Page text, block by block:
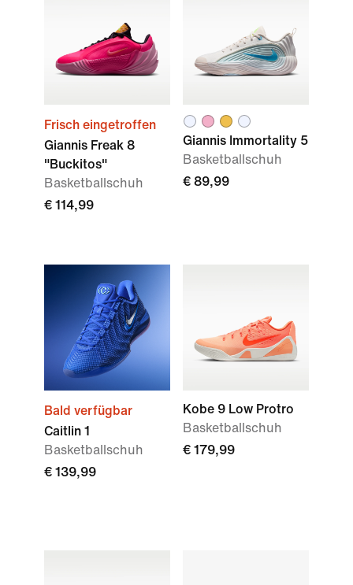
Frisch eingetroffen
Giannis Freak 8
"Buckitos"
Basketballschuh
€ 114,99
Giannis Immortality 5
Basketballschuh
€ 89,99
Bald verfügbar
Caitlin 1
Basketballschuh
€ 139,99
Kobe 9 Low Protro
Basketballschuh
€ 179,99